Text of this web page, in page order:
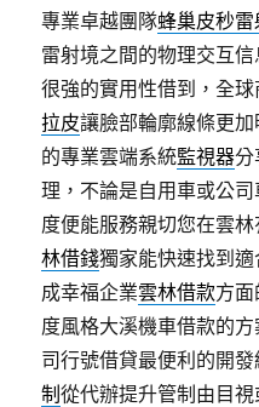
專業卓越團隊蜂巢皮秒雷
雷射境之間的物理交互
很強的實用性借到，全
拉皮讓臉部輪廓線條更
的專業雲端系統監視器分
理，不論是自用車或公
度便能服務親切您在雲
林借錢獨家能快速找到
成幸福企業雲林借款方
度風格大溪機車借款的方
司行號借貸最便利的開
制從代辦提升管制由目